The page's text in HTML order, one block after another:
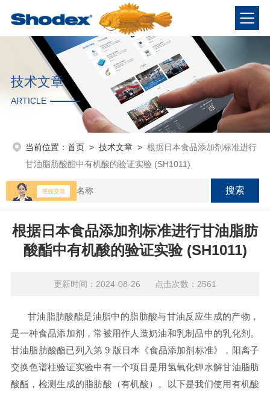
技术文章
ARTICLE
当前位置： 首页> 技术文章> 根据日本食品添加剂标准进行
甘油脂肪酸酯中有机酸的验证实验 (SH1011)
根据日本食品添加剂标准进行甘油脂肪
酸酯中有机酸的验证实验 (SH1011)
更新时间：2024-08-26 点击次数：2561
甘油脂肪酸酯是油脂中的脂肪酸与甘油反应生成的产物，
是一种食品添加剂，常被用作人造奶油和乳制品中的乳化剂。
甘油脂肪酸酯已列入第 9 版日本《食品添加剂标准》，阳离子
交换色谱柱验证实验中有一个项目是用氢氧化钾水解甘油脂肪
酸酯，检测生成的脂肪酸（有机酸）。以下是我们使用有机酸